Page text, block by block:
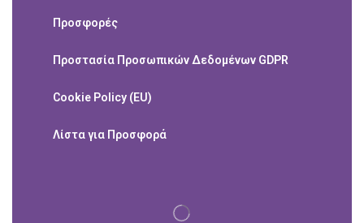
Προσφορές
Προστασία Προσωπικών Δεδομένων GDPR
Cookie Policy (EU)
Λίστα για Προσφορά